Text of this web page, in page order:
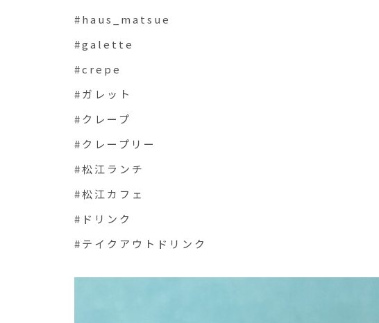
#haus_matsue
#galette
#crepe
#ガレット
#クレープ
#クレープリー
#松江ランチ
#松江カフェ
#ドリンク
#テイクアウトドリンク